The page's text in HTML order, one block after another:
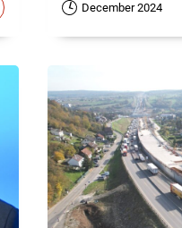
December 2024